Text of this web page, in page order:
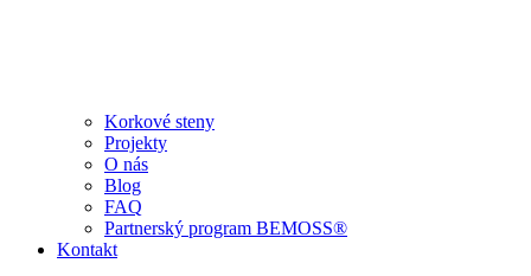
Korkové steny
Projekty
O nás
Blog
FAQ
Partnerský program BEMOSS®
Kontakt